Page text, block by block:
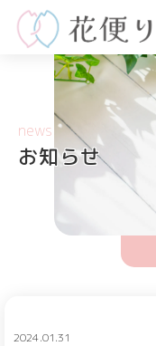
news
お知らせ
2024.01.31